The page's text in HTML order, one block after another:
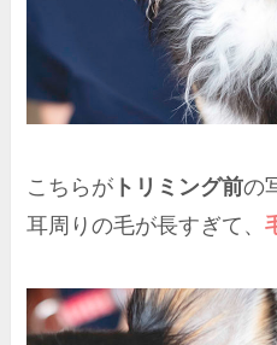
こちらが トリミング前の
耳周りの毛が長すぎて、